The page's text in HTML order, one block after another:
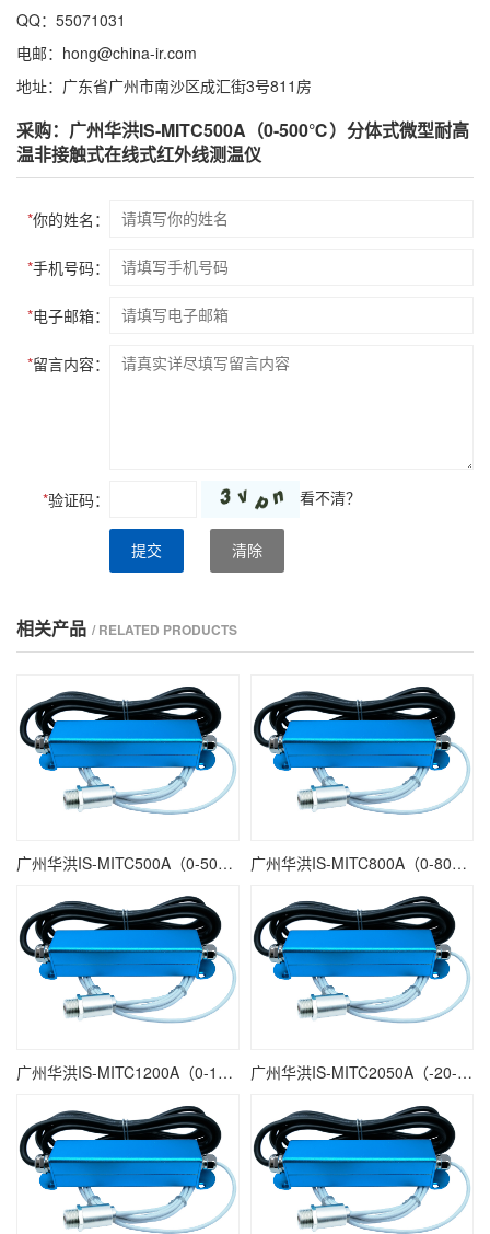
QQ：55071031
电邮：hong@china-ir.com
地址：广东省广州市南沙区成汇街3号811房
采购：广州华洪IS-MITC500A（0-500℃）分体式微型耐高
温非接触式在线式红外线测温仪
*你的姓名：
*手机号码：
*电子邮箱：
*留言内容：
*验证码： 看不清？
提交 清除
相关产品 / RELATED PRODUCTS
广州华洪IS-MITC500A（0-500℃）分体式微型耐高温非接触式在线式红外线测温仪 广州华洪IS-MITC800A（0-800℃）分体式微型耐高温非接触式在线式红外线测温仪
广州华洪IS-MITC1200A（0-1200℃）分体式微型耐高温非接触式在线式红外线测温仪 广州华洪IS-MITC2050A（-20-500℃）分体式微型耐高温非接触式在线式红外线测温仪